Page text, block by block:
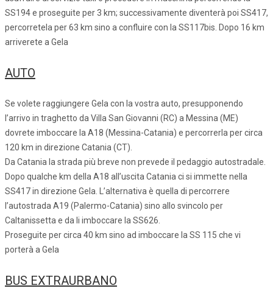
SS194 e proseguite per 3 km; successivamente diventerà poi SS417,
percorretela per 63 km sino a confluire con la SS117bis. Dopo 16 km
arriverete a Gela
AUTO
Se volete raggiungere Gela con la vostra auto, presupponendo
l’arrivo in traghetto da Villa San Giovanni (RC) a Messina (ME)
dovrete imboccare la A18 (Messina-Catania) e percorrerla per circa
120 km in direzione Catania (CT).
Da Catania la strada più breve non prevede il pedaggio autostradale.
Dopo qualche km della A18 all’uscita Catania ci si immette nella
SS417 in direzione Gela. L’alternativa è quella di percorrere
l’autostrada A19 (Palermo-Catania) sino allo svincolo per
Caltanissetta e da li imboccare la SS626.
Proseguite per circa 40 km sino ad imboccare la SS 115 che vi
porterà a Gela
BUS EXTRAURBANO